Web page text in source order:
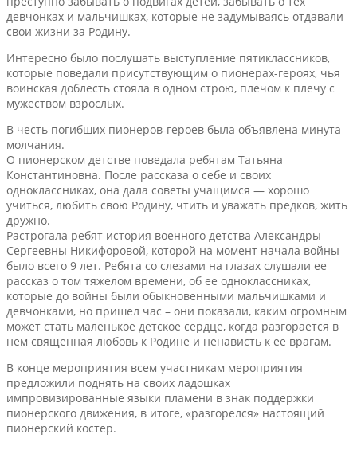
девчонках и мальчишках, которые не задумываясь отдавали
свои жизни за Родину.
Интересно было послушать выступление пятиклассников,
которые поведали присутствующим о пионерах-героях, чья
воинская доблесть стояла в одном строю, плечом к плечу с
мужеством взрослых.
В честь погибших пионеров-героев была объявлена минута
молчания.
О пионерском детстве поведала ребятам Татьяна
Константиновна. После рассказа о себе и своих
одноклассниках, она дала советы учащимся — хорошо
учиться, любить свою Родину, чтить и уважать предков, жить
дружно.
Растрогала ребят история военного детства Александры
Сергеевны Никифоровой, которой на момент начала войны
было всего 9 лет. Ребята со слезами на глазах слушали ее
рассказ о том тяжелом времени, об ее одноклассниках,
которые до войны были обыкновенными мальчишками и
девчонками, но пришел час – они показали, каким огромным
может стать маленькое детское сердце, когда разгорается в
нем священная любовь к Родине и ненависть к ее врагам.
В конце мероприятия всем участникам мероприятия
предложили поднять на своих ладошках
импровизированные языки пламени в знак поддержки
пионерского движения, в итоге, «разгорелся» настоящий
пионерский костер.